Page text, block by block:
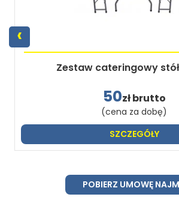
Zestaw cateringowy
50zł brutto
(cena za dobę)
SZCZEGÓŁY
‹
POBIERZ UMOWĘ